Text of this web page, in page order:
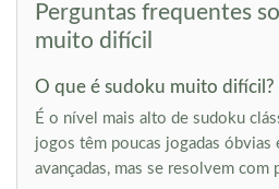
Perguntas frequentes
muito difícil
O que é sudoku muito difícil?
É o nível mais alto de sudoku
jogos têm poucas jogadas óbvias
avançadas, mas se resolvem com